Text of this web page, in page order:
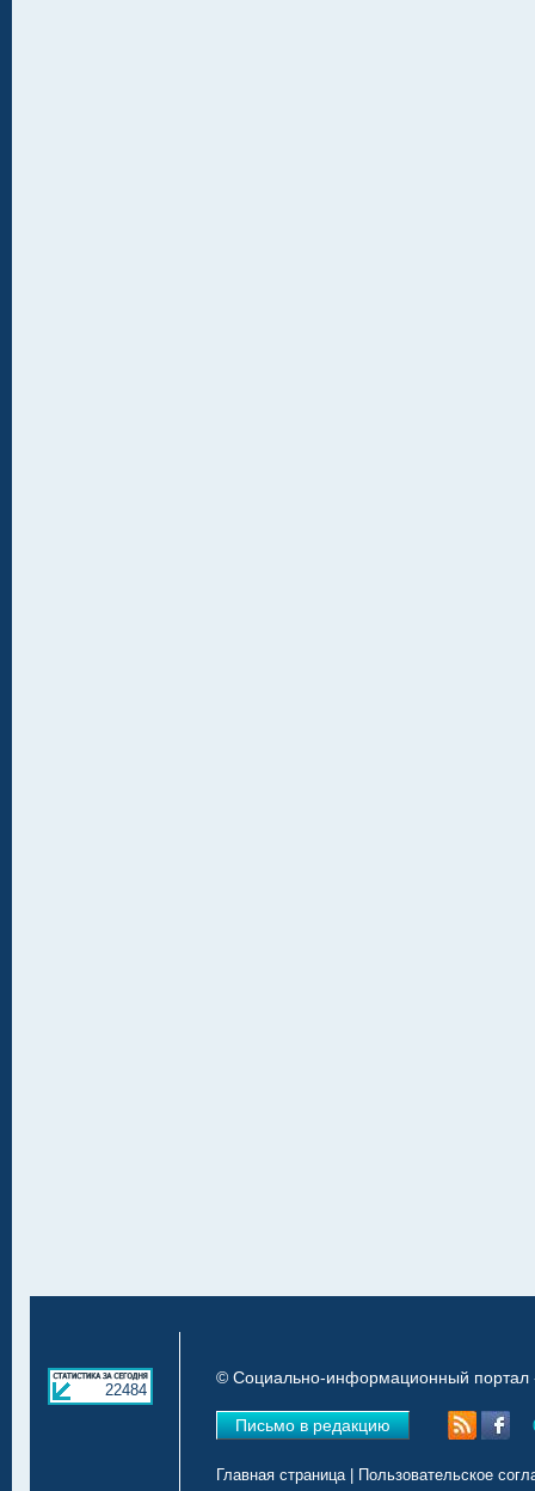
22484
© Социально-информационный портал
Письмо в редакцию
Главная страница| Пользовательское